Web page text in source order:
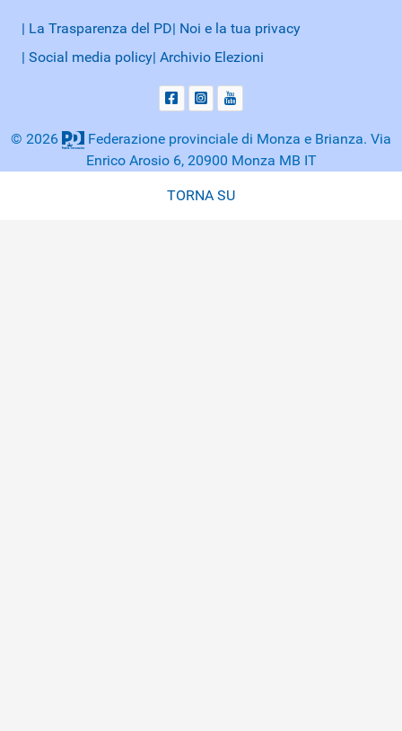
| La Trasparenza del PD| Noi e la tua privacy
| Social media policy| Archivio Elezioni
© 2026
Federazione provinciale di Monza e Brianza. Via
Enrico Arosio 6, 20900 Monza MB IT
TORNA SU